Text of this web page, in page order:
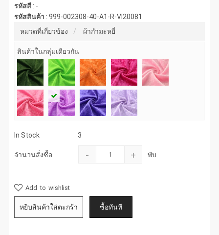
รหัสสี : -
รหัสสินค้า :999-002308-40-A1-R-VI20081
หมวดที่เกี่ยวข้อง
ผ้ากำมะหยี่
สินค้าในกลุ่มเดียวกัน
In Stock 3
จำนวนสั่งซื้อ - + พับ
Add to wishlist